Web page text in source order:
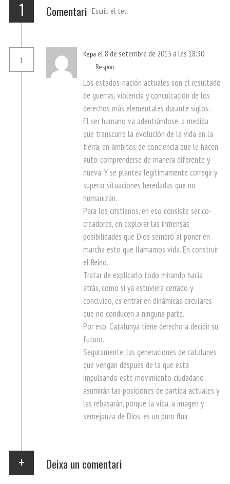
1 Comentari Escriu el teu
1
Kepa el 8 de setembre de 2015 a les 18:30
Respon
Los estados-nación actuales son el resultado
de guerras, violencia y conculcación de los
derechos más elementales durante siglos.
El ser humano va adentrándose, a medida
que transcurre la evolución de la vida en la
tierra, en ámbitos de conciencia que le hacen
auto-comprenderse de manera diferente y
nueva. Y se plantea legítimamente corregir y
superar situaciones heredadas que no
humanizan.
Para los cristianos, en eso consiste ser co-
creadores, en explorar las inmensas
posibilidades que Dios sembró al poner en
marcha esto que llamamos vida. En construir
el Reino.
Tratar de explicarlo todo mirando hacia
atrás, como si ya estuviera cerrado y
concluido, es entrar en dinámicas circulares
que no conducen a ninguna parte.
Por eso, Catalunya tiene derecho a decidir su
futuro.
Seguramente, las generaciones de catalanes
que vengan después de la que está
impulsando este movimiento ciudadano
asumirán las posiciones de partida actuales y
las rebasarán, porque la vida, a imagen y
semejanza de Dios, es un puro fluir.
Deixa un comentari